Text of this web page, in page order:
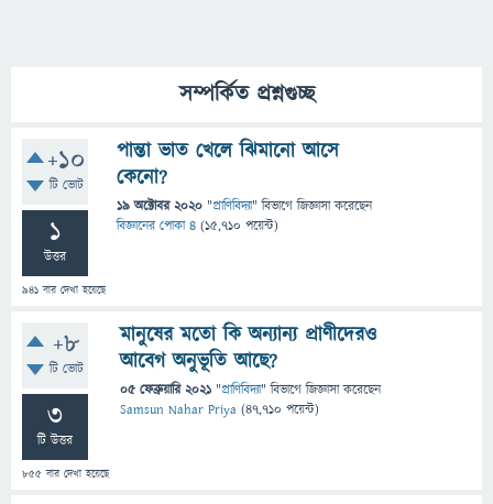
সম্পর্কিত প্রশ্নগুচ্ছ
+10
টি ভোট
1
উত্তর
941 বার দেখা হয়েছে
পান্তা ভাত খেলে ঝিমানো আসে
কেনো?
19 অক্টোবর 2020 "প্রাণিবিদ্যা" বিভাগে জিজ্ঞাসাকরেছেন
বিজ্ঞানের পোকা ৪ (15,710 পয়েন্ট)
+8
টি ভোট
3
টি উত্তর
855 বার দেখা হয়েছে
মানুষের মতো কি অন্যান্য প্রাণীদেরও
আবেগ অনুভূতি আছে?
05 ফেব্রুয়ারি 2021 "প্রাণিবিদ্যা" বিভাগে জিজ্ঞাসাকরেছেন
Samsun Nahar Priya (47,710 পয়েন্ট)